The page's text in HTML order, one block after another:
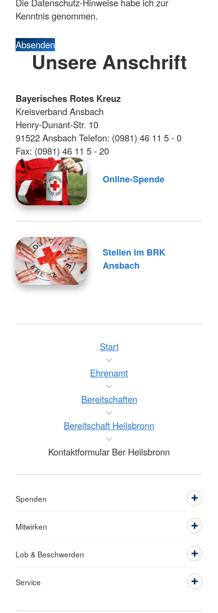
Kenntnis genommen.
Absenden
Unsere Anschrift
Bayerisches Rotes Kreuz
Kreisverband Ansbach
Henry-Dunant-Str. 10
91522 Ansbach Telefon: (0981) 46 11 5 - 0
Fax: (0981) 46 11 5 - 20
Online-Spende
Stellen im BRK
Ansbach
Start
Ehrenamt
Bereitschaften
Bereitschaft Heilsbronn
Kontaktformular Ber Heilsbronn
Spenden
Mitwirken
Lob & Beschwerden
Service